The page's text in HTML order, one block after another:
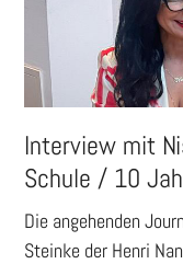
Interview mit
Schule / 10
Die angehenden
Steinke der Henri